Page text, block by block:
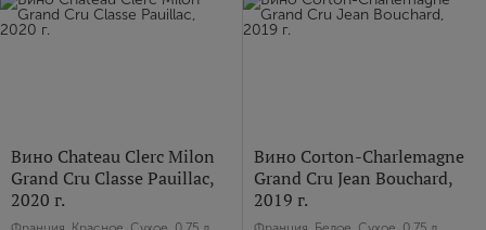
Вино Chateau Clerc Milon
Grand Cru Classe Pauillac,
2020 г.
Вино Corton-Charlemagne
Grand Cru Jean Bouchard,
2019 г.